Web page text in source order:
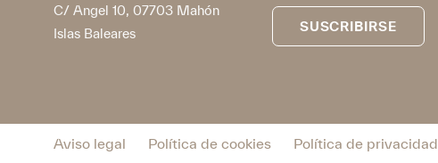
C/ Angel 10, 07703 Mahón
Islas Baleares
SUSCRIBIRSE
Aviso legal Política de cookies Política de privacidad